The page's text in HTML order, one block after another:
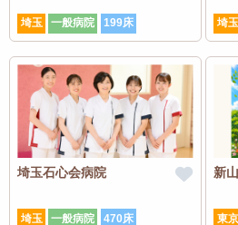
埼玉 一般病院 199床 埼玉
埼玉石心会病院
埼玉 一般病院 470床
新
東京